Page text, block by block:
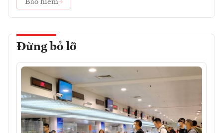
Bảo hiểm
Đừng bỏ lỡ